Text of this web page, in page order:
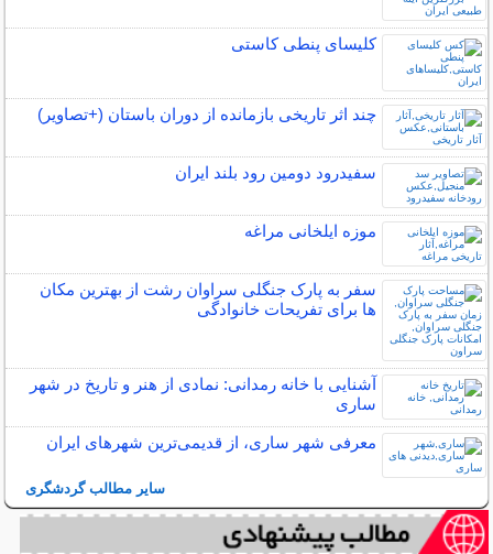
کلیسای پنطی کاستی
چند اثر تاریخی بازمانده از دوران باستان (+تصاویر)
سفیدرود دومین رود بلند ایران
موزه ایلخانی مراغه
سفر به پارک جنگلی سراوان رشت از بهترین مکان
ها برای تفریحات خانوادگی
آشنایی با خانه رمدانی: نمادی از هنر و تاریخ در شهر
ساری
معرفی شهر ساری، از قدیمی‌ترین شهرهای ایران
سایر مطالب گردشگری